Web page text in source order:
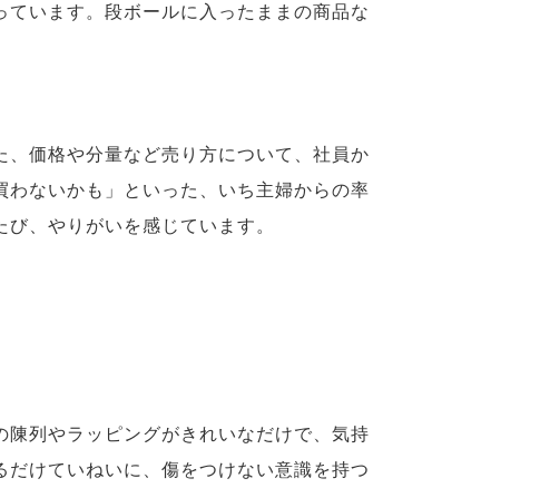
います。段ボールに入ったままの商品な
価格や分量など売り方について、社員か
ないかも」といった、いち主婦からの率
、やりがいを感じています。
列やラッピングがきれいなだけで、気持
けていねいに、傷をつけない意識を持つ